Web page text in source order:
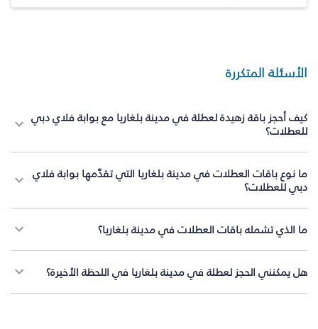
الأسئلة المتكررة
كيف أحجز باقة زهيدة لعطلة في مدينة بلغاريا مع بوابة فلاي دبي
للعطلات؟
ما نوع باقات العطلات في مدينة بلغاريا التي تقدّمها بوابة فلاي
دبي للعطلات؟
ما الذي تشمله باقات العطلات في مدينة بلغاريا؟
هل يمكنني الحجز لعطلة في مدينة بلغاريا في اللحظة الأخيرة؟